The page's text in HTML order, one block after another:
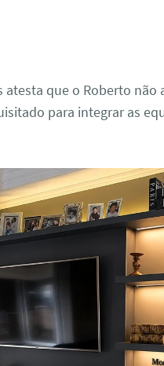
atesta que o Roberto
para integrar as